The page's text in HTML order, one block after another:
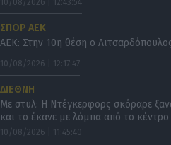
10/08/2026 | 12:43:54
ΣΠΟΡ ΑΕΚ
ΑΕΚ: Στην 10η θέση ο
10/08/2026 | 12:17:47
ΔΙΕΘΝΗ
Με στυλ: Η Ντέγκερφορς σκόραρε
και το έκανε με λόμπα από το κέντρο
10/08/2026 | 11:45:40